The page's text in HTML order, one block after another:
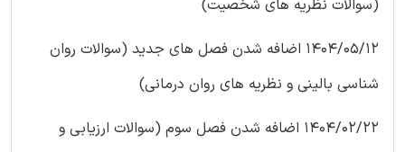
(سوالات نظریه های شخصیت)
1404/05/12 اضافه شدن فصل های جدید (سوالات روان
شناسی بالینی و نظریه های روان درمانی)
1404/02/22 اضافه شدن فصل سوم (سوالات ارزیابی و